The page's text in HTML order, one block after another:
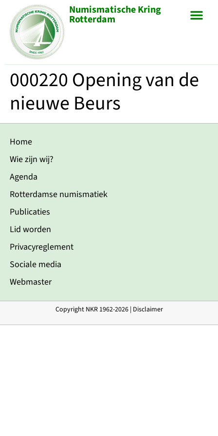
Numismatische Kring
Rotterdam
000220 Opening van de
nieuwe Beurs
Home
Wie zijn wij?
Agenda
Rotterdamse numismatiek
Publicaties
Lid worden
Privacyreglement
Sociale media
Webmaster
Copyright NKR 1962-2026 | Disclaimer